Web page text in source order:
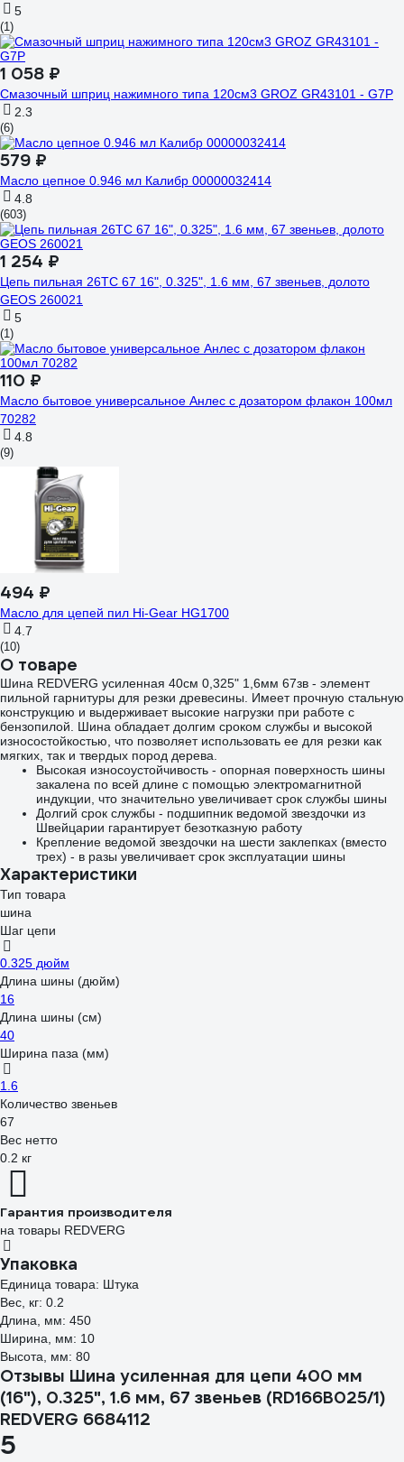
5
(1)
1 058 ₽
Смазочный шприц нажимного типа 120см3 GROZ GR43101 - G7P
2.3
(6)
579 ₽
Масло цепное 0.946 мл Калибр 00000032414
4.8
(603)
1 254 ₽
Цепь пильная 26TC 67 16", 0.325", 1.6 мм, 67 звеньев, долото
GEOS 260021
5
(1)
110 ₽
Масло бытовое универсальное Анлес с дозатором флакон 100мл
70282
4.8
(9)
494 ₽
Масло для цепей пил Hi-Gear HG1700
4.7
(10)
О товаре
Шина REDVERG усиленная 40см 0,325" 1,6мм 67зв - элемент
пильной гарнитуры для резки древесины. Имеет прочную стальную
конструкцию и выдерживает высокие нагрузки при работе с
бензопилой. Шина обладает долгим сроком службы и высокой
износостойкостью, что позволяет использовать ее для резки как
мягких, так и твердых пород дерева.
Высокая износоустойчивость - опорная поверхность шины
закалена по всей длине с помощью электромагнитной
индукции, что значительно увеличивает срок службы шины
Долгий срок службы - подшипник ведомой звездочки из
Швейцарии гарантирует безотказную работу
Крепление ведомой звездочки на шести заклепках (вместо
трех) - в разы увеличивает срок эксплуатации шины
Характеристики
Тип товара
шина
Шаг цепи
0.325 дюйм
Длина шины (дюйм)
16
Длина шины (см)
40
Ширина паза (мм)
1.6
Количество звеньев
67
Вес нетто
0.2 кг
Гарантия производителя
на товары REDVERG
Упаковка
Единица товара: Штука
Вес, кг: 0.2
Длина, мм: 450
Ширина, мм: 10
Высота, мм: 80
Отзывы Шина усиленная для цепи 400 мм
(16"), 0.325", 1.6 мм, 67 звеньев (RD166B025/1)
REDVERG 6684112
5